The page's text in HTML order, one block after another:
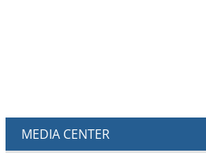
MEDIA CENTER